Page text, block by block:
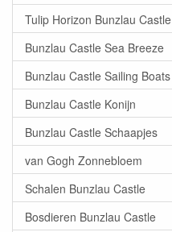
Tulip Horizon Bunzlau Castle
Bunzlau Castle Sea Breeze
Bunzlau Castle Sailing Boats
Bunzlau Castle Konijn
Bunzlau Castle Schaapjes
van Gogh Zonnebloem
Schalen Bunzlau Castle
Bosdieren Bunzlau Castle